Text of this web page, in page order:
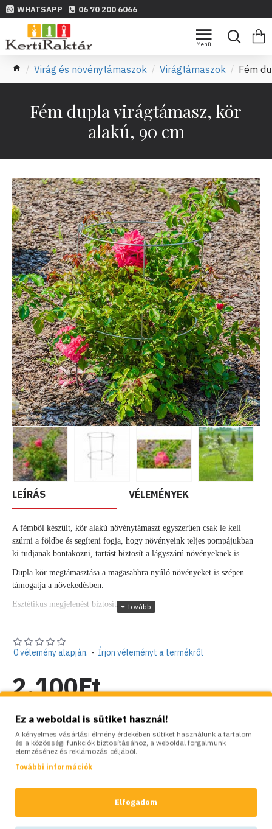
WHATSAPP 06 70 200 6066
Virág és növénytámaszok Virágtámaszok Fém
Fém dupla virágtámasz, kör
alakú, 90 cm
LEÍRÁS VÉLEMÉNYEK
A fémből készült, kör alakú növénytámaszt egyszerűen csak le kell
szúrni a földbe és segíteni fogja, hogy növényeink teljes pompájukban
ki tudjanak bontakozni, tartást biztosít a lágyszárú növényeknek is.
Dupla kör megtámasztása a magasabbra nyúló növényeket is szépen
támogatja a növekedésben.
Esztétikus megjelenést biztosít.
Magasság: 90 cm
Átmérő: 36 cm
Szín: szürke
Anyaga: acél rúd ø4
Készlet: Raktáron
Brand: Elgarden
Model: EG-2421
0 vélemény alapján. - Írjon véleményt a termékről
2,100Ft
Ez a weboldal is sütiket használ!
A kényelmes vásárlási élmény érdekében sütiket használunk a tartalom
és a közösségi funkciók biztosításához, a weboldal forgalmunk
elemzéséhez és reklámozás céljából.
További információk
Elfogadom